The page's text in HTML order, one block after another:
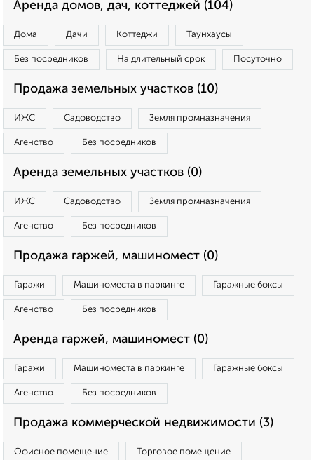
Аренда домов, дач, коттеджей (104)
Дома Дачи Коттеджи Таунхаусы
Без посредников На длительный срок Посуточно
Продажа земельных участков (10)
ИЖС Садоводство Земля промназначения
Агенство Без посредников
Аренда земельных участков (0)
ИЖС Садоводство Земля промназначения
Агенство Без посредников
Продажа гаржей, машиномест (0)
Гаражи Машиноместа в паркинге Гаражные боксы
Агенство Без посредников
Аренда гаржей, машиномест (0)
Гаражи Машиноместа в паркинге Гаражные боксы
Агенство Без посредников
Продажа коммерческой недвижимости (3)
Офисное помещение Торговое помещение